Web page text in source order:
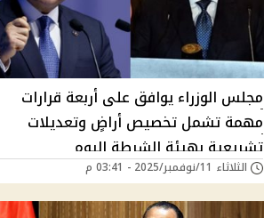
مجلس الوزراء يوافق على أربعة قرارات
مهمة تشمل تخصيص أراضٍ وتعديلات
تشريعية بهيئة الشرطة اليوم
الثلاثاء 11/نوفمبر/2025 - 03:41 م